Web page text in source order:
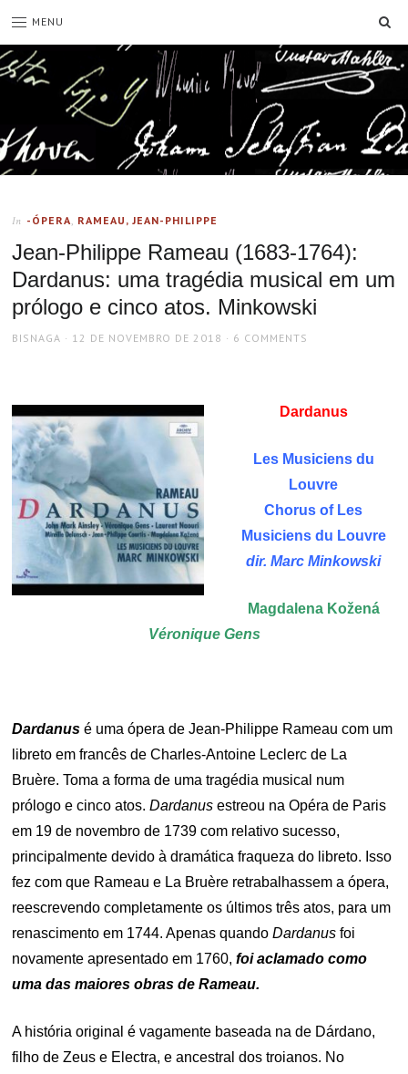
MENU
In -ÓPERA, RAMEAU, JEAN-PHILIPPE
Jean-Philippe Rameau (1683-1764):
Dardanus: uma tragédia musical em um
prólogo e cinco atos. Minkowski
AUTHOR
BISNAGA
POSTED
12 DE NOVEMBRO DE 2018 6 COMMENTS
Dardanus
Les Musiciens du
Louvre
Chorus of Les
Musiciens du Louvre
dir. Marc Minkowski
Magdalena Kožená
Véronique Gens
Dardanus é uma ópera de Jean-Philippe Rameau com um
libreto em francês de Charles-Antoine Leclerc de La
Bruère. Toma a forma de uma tragédia musical num
prólogo e cinco atos.Dardanus estreou na Opéra de Paris
em 19 de novembro de 1739 com relativo sucesso,
principalmente devido à dramática fraqueza do libreto. Isso
fez com que Rameau e La Bruère retrabalhassem a ópera,
reescrevendo completamente os últimos três atos, para um
renascimento em 1744. Apenas quandoDardanus foi
novamente apresentado em 1760,foi aclamado como
uma das maiores obras de Rameau.
A história original é vagamente baseada na de Dárdano,
filho de Zeus e Electra, e ancestral dos troianos. No